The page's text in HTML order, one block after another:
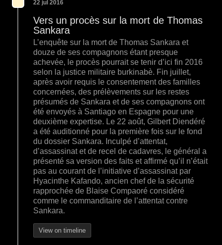
22 jul 2016
Vers un procès sur la mort de Thomas
Sankara
L’enquête sur la mort de Thomas Sankara et
douze de ses compagnons étant presque
achevée, le procès pourrait se tenir d’ici fin 2016
selon la justice militaire burkinabè. Fin juillet,
après avoir requis le consentement des familles
concernées, des prélèvements sur les restes
présumés de Sankara et de ses compagnons ont
été envoyés à Santiago en Espagne pour une
deuxième expertise. Le 22 août, Gilbert Diendéré
a été auditionné pour la première fois sur le fond
du dossier Sankara. Inculpé d’attentat,
d’assassinat et de recel de cadavres, le général a
présenté sa version des faits et affirmé qu’il n’était
pas au courant de l’initiative d’assassinat par
Hyacinthe Kafando, ancien chef de la sécurité
rapprochée de Blaise Compaoré considéré
comme le commanditaire de l’attentat contre
Sankara.
View on timeline